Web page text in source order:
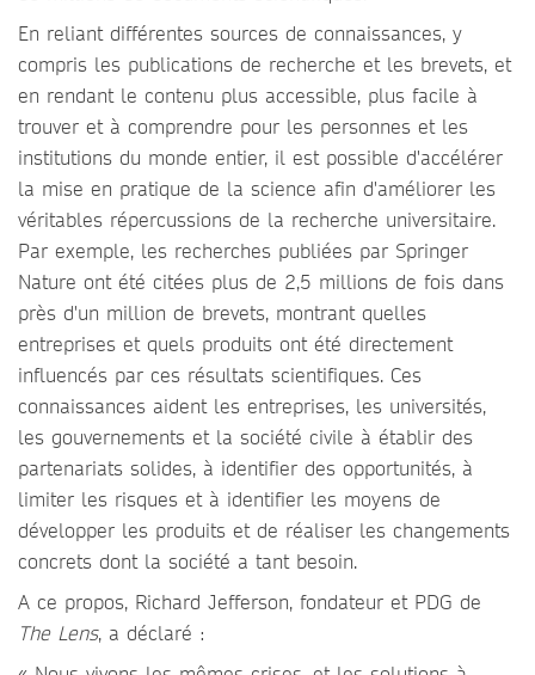
En reliant différentes sources de connaissances, y
compris les publications de recherche et les brevets, et
en rendant le contenu plus accessible, plus facile à
trouver et à comprendre pour les personnes et les
institutions du monde entier, il est possible d'accélérer
la mise en pratique de la science afin d'améliorer les
véritables répercussions de la recherche universitaire.
Par exemple, les recherches publiées par Springer
Nature ont été citées plus de 2,5 millions de fois dans
près d'un million de brevets, montrant quelles
entreprises et quels produits ont été directement
influencés par ces résultats scientifiques. Ces
connaissances aident les entreprises, les universités,
les gouvernements et la société civile à établir des
partenariats solides, à identifier des opportunités, à
limiter les risques et à identifier les moyens de
développer les produits et de réaliser les changements
concrets dont la société a tant besoin.
A ce propos, Richard Jefferson, fondateur et PDG de
The Lens, a déclaré :